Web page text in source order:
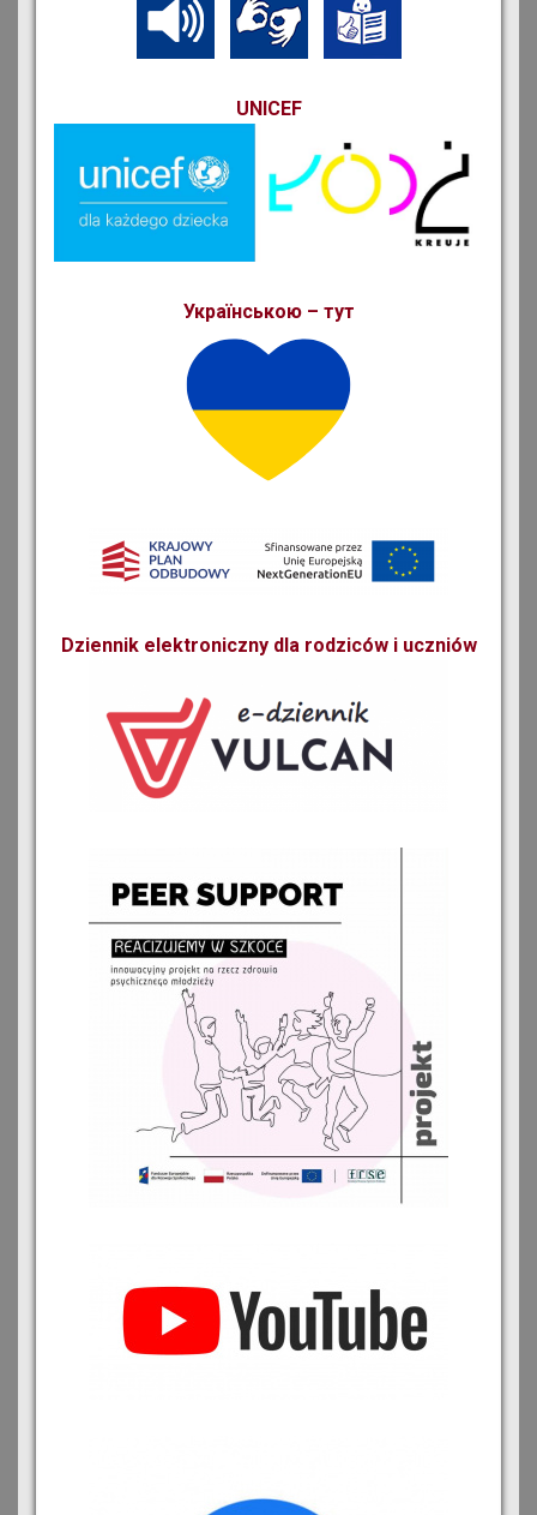
UNICEF
Українською – тут
Dziennik elektroniczny dla rodziców i uczniów